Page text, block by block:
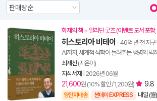
화제의 책 + 알라딘 굿즈 (이벤트 도서 포
히스토리아 비테이 - 46억 년 전 지구
AI까지, 세계적 석학이 들려주는 생명의 빅
최재천(지은이)
지식서재 2026년 06월
21,600원 (10% 할인 / 1,200원) 9.8
양탄자배송 썬데이 EXPRESS 내일 (월